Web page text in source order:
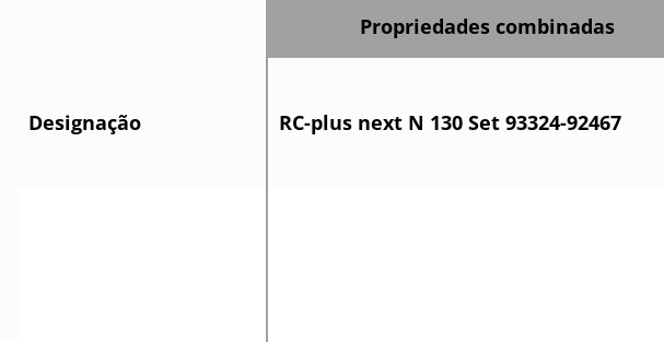
Propriedades combinadas
Designação RC-plus next N 130 Set 93324-92467